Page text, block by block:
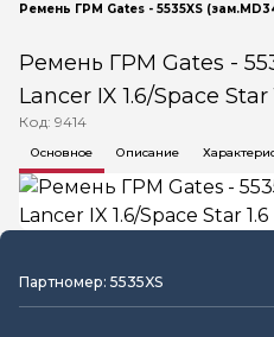
Ремень ГРМ Gates - 5535XS
Ремень ГРМ Gates -
Lancer IX 1.6/Space Star
Код: 9414
Основное Описание
Партномер: 5535XS